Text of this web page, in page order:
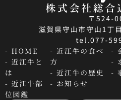
株式会社総合
〒524-
滋賀県守山市守山1丁
tel.077-
- HOME
- 近江牛と
は
- 近江牛部
位図鑑
- 近江牛の食べ
方
- 近江牛の歴史
- お知らせ
-
-
-